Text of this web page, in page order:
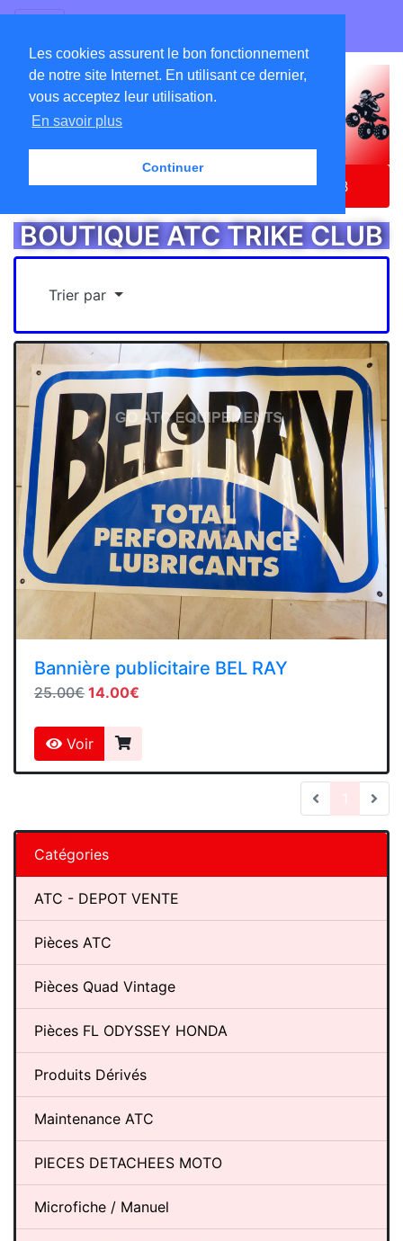
Les cookies assurent le bon fonctionnement
de notre site Internet. En utilisant ce dernier,
vous acceptez leur utilisation.
En savoir plus
Continuer
Accueil
Catalogue BOUTIQUE ATC TRIKE CLUB
BOUTIQUE ATC TRIKE CLUB
Trier par
Bannière publicitaire BEL RAY
25.00€ 14.00€
Voir
Catégories
ATC - DEPOT VENTE
Pièces ATC
Pièces Quad Vintage
Pièces FL ODYSSEY HONDA
Produits Dérivés
Maintenance ATC
PIECES DETACHEES MOTO
Microfiche / Manuel